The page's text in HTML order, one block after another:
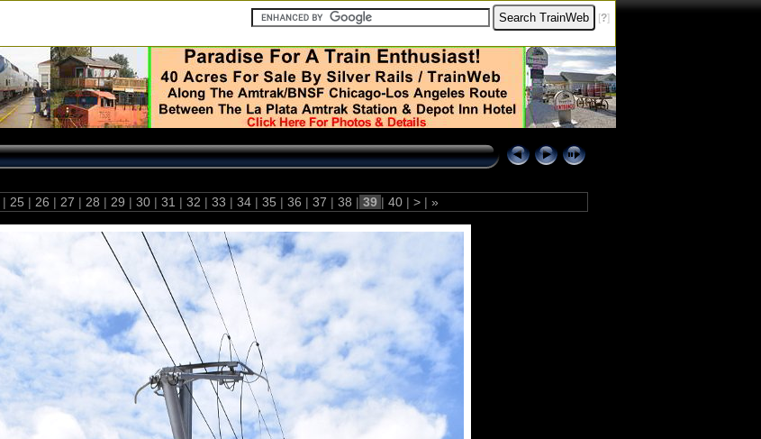
[?]
| 25 | 26 | 27 | 28 | 29 | 30 | 31 | 32 | 33 | 34 | 35 | 36 | 37 | 38 | 39 | 40 | > | »